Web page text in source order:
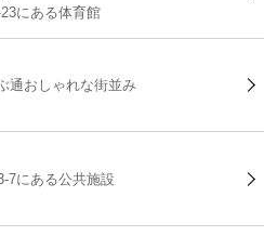
にある体育館
通おしゃれな街並み
7にある公共施設